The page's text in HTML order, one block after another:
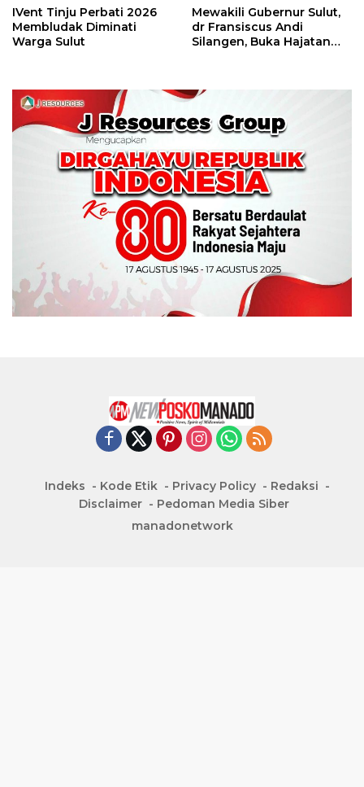
IVent Tinju Perbati 2026
Membludak Diminati
Warga Sulut
Mewakili Gubernur Sulut,
dr Fransiscus Andi
Silangen, Buka Hajatan
Indeks Kode Etik Privacy Policy
Redaksi
Disclaimer
Pedoman Media Siber
manadonetwork